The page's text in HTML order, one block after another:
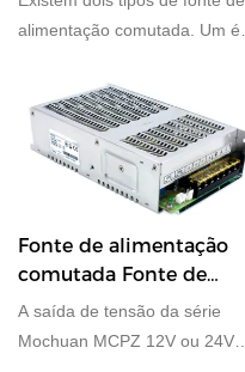
constante de tensão
alimentação comutada. Um é
com 60W 100W 120W 150W
200W 320W 350W 400W e
600W IP67 Modo de corrente
constante + saída de modo de
tensão constante fonte de
alimentação de comutação à
prova d'água para seleção. O
Fonte de alimentação
comutada Fonte de
alimentação comutada
de saída de tensão de
A saída de tensão da série
Mochuan MCPZ 12V ou 24V